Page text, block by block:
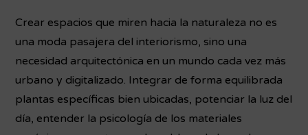
Crear espacios que miren hacia la naturaleza no es
una moda pasajera del interiorismo, sino una
necesidad arquitectónica en un mundo cada vez más
urbano y digitalizado. Integrar de forma equilibrada
plantas específicas bien ubicadas, potenciar la luz del
día, entender la psicología de los materiales